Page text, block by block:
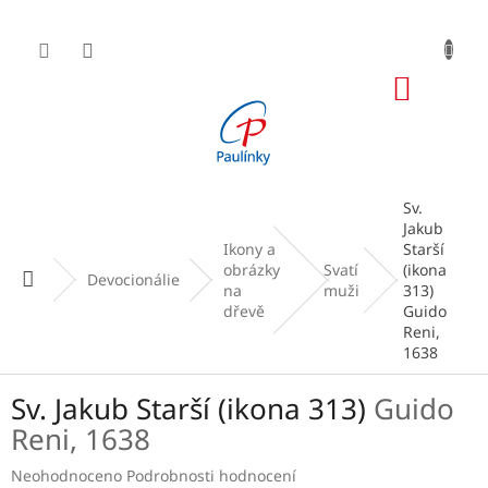
obsah
Domů Devocionálie
Ikony a
obrázky
na
dřevě
Svatí
muži
Sv.
Jakub
Starší
(ikona
313)
Guido
Reni,
1638
Sv. Jakub Starší (ikona 313) Guido
Reni, 1638
Průměrné
Neohodnoceno Podrobnosti hodnocení